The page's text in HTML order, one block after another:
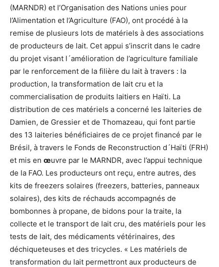
(MARNDR) et l’Organisation des Nations unies pour
l’Alimentation et l’Agriculture (FAO), ont procédé à la
remise de plusieurs lots de matériels à des associations
de producteurs de lait. Cet appui s’inscrit dans le cadre
du projet visant l´amélioration de l’agriculture familiale
par le renforcement de la filière du lait à travers : la
production, la transformation de lait cru et la
commercialisation de produits laitiers en Haïti. La
distribution de ces matériels a concerné les laiteries de
Damien, de Gressier et de Thomazeau, qui font partie
des 13 laiteries bénéficiaires de ce projet financé par le
Brésil, à travers le Fonds de Reconstruction d´Haïti (FRH)
et mis en œuvre par le MARNDR, avec l’appui technique
de la FAO. Les producteurs ont reçu, entre autres, des
kits de freezers solaires (freezers, batteries, panneaux
solaires), des kits de réchauds accompagnés de
bombonnes à propane, de bidons pour la traite, la
collecte et le transport de lait cru, des matériels pour les
tests de lait, des médicaments vétérinaires, des
déchiqueteuses et des tricycles. « Les matériels de
transformation du lait permettront aux producteurs de